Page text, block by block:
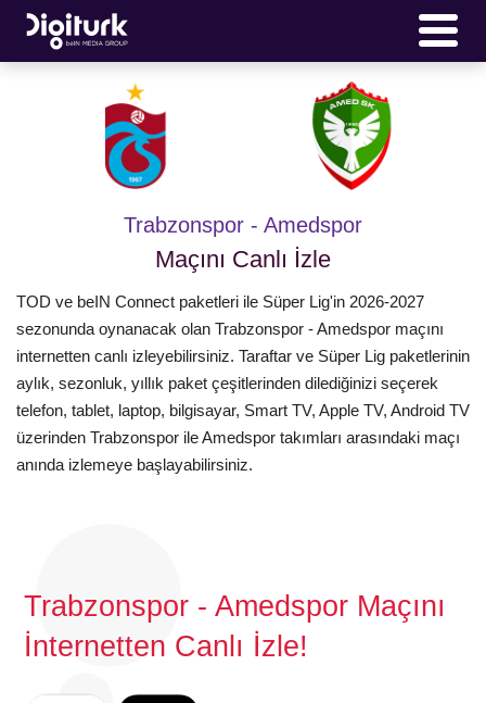
Trabzonspor - Amedspor
Maçını Canlı İzle
TOD ve beIN Connect paketleri ile Süper Lig'in 2026-2027
sezonunda oynanacak olan Trabzonspor - Amedspor maçını
internetten canlı izleyebilirsiniz. Taraftar ve Süper Lig paketlerinin
aylık, sezonluk, yıllık paket çeşitlerinden dilediğinizi seçerek
telefon, tablet, laptop, bilgisayar, Smart TV, Apple TV, Android TV
üzerinden Trabzonspor ile Amedspor takımları arasındaki maçı
anında izlemeye başlayabilirsiniz.
Trabzonspor - Amedspor Maçını
İnternetten Canlı İzle!